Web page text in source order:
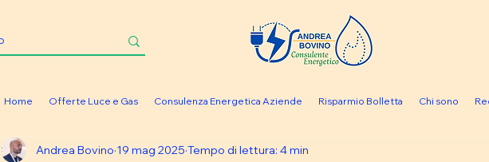
Home Offerte Luce e Gas Consulenza Energetica Aziende Risparmio Bolletta Chi sono
Andrea Bovino 19 mag 2025 Tempo di lettura: 4 min